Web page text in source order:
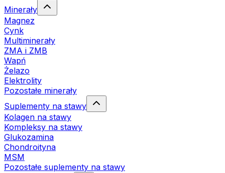
Minerały
Magnez
Cynk
Multiminerały
ZMA i ZMB
Wapń
Żelazo
Elektrolity
Pozostałe minerały
Suplementy na stawy
Kolagen na stawy
Kompleksy na stawy
Glukozamina
Chondroityna
MSM
Pozostałe suplementy na stawy